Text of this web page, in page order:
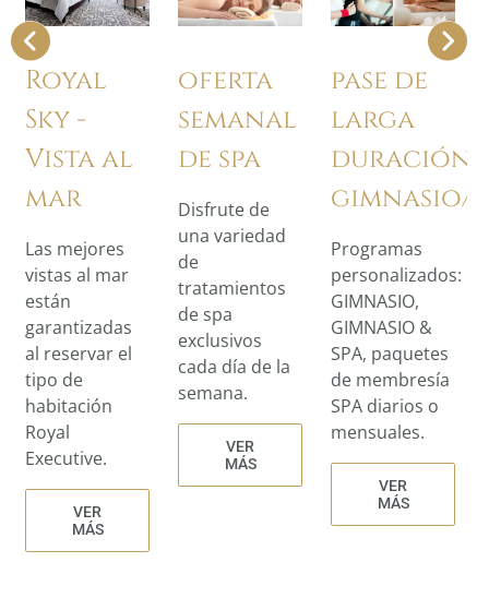
Royal
Sky -
Vista al
mar
Las mejores
vistas al mar
están
garantizadas
al reservar el
tipo de
habitación
Royal
Executive.
VER
MÁS
oferta
semanal
de spa
Disfrute de
una variedad
de
tratamientos
de spa
exclusivos
cada día de la
semana.
VER
MÁS
pase de
larga
duración
gimnasio/
Programas
personalizados:
GIMNASIO,
GIMNASIO &
SPA, paquetes
de membresía
SPA diarios o
mensuales.
VER
MÁS